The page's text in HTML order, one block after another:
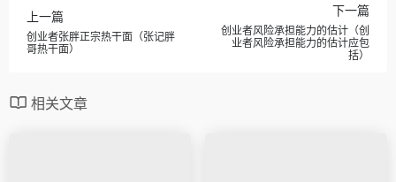
上一篇
创业者张胖正宗热干面（张记胖
哥热干面）
下一篇
创业者风险承担能力的估计（创
业者风险承担能力的估计应包
括）
相关文章